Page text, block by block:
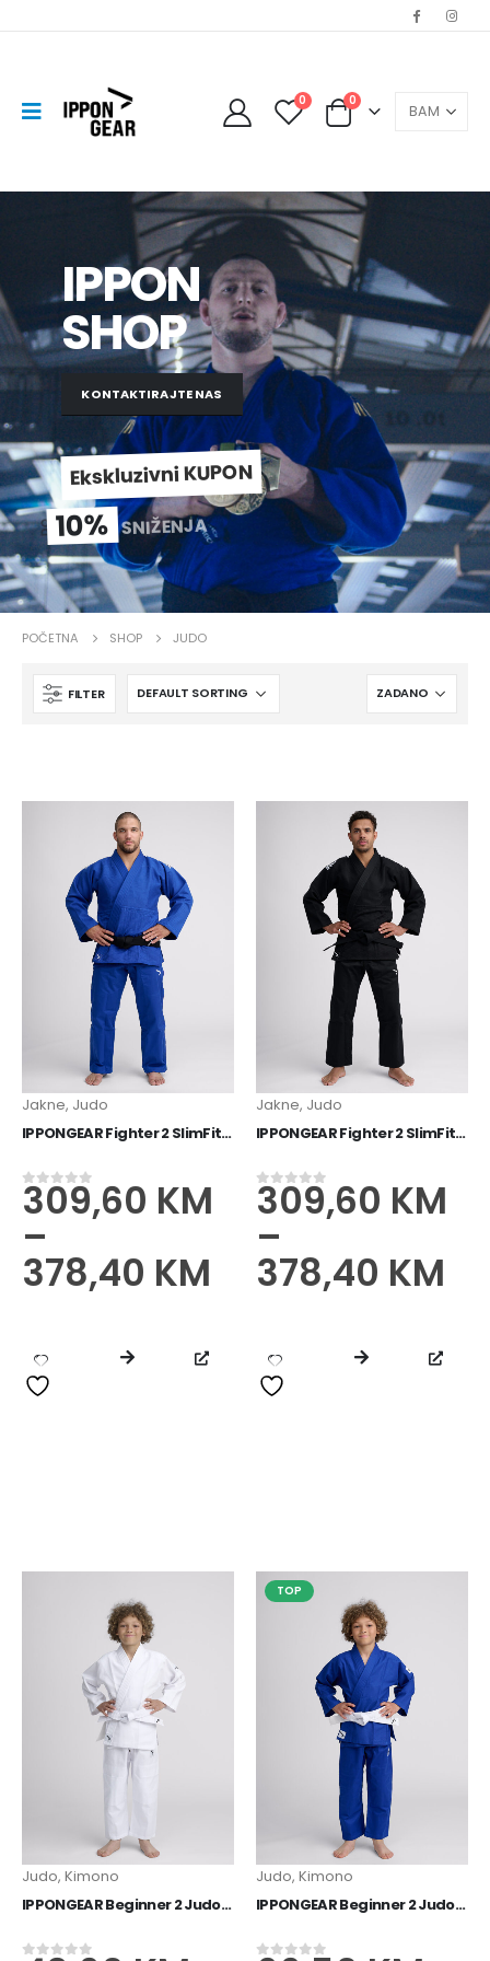
0 0
IPPON
SHOP
KONTAKTIRAJTE NAS
Ekskluzivni KUPON
DO 10% SNIŽENJA
POČETNA SHOP JUDO
FILTER
Jakne, Judo
IPPONGEAR Fighter 2 SlimFit Judo jakna plavi
0od 5
309,60 KM
–
378,40 KM
Jakne, Judo
IPPONGEAR Fighter 2 SlimFit Judo jakna crn
0od 5
309,60 KM
–
378,40 KM
Judo, Kimono
IPPONGEAR Beginner 2 Judo kimono bijeli
TOP
Judo, Kimono
IPPONGEAR Beginner 2 Judo kimono plavi
0od 5
13,60
IPPONGEAR Boca 0,75l
015,90KM
IPPONGEAR NXT Judo kimono crvena